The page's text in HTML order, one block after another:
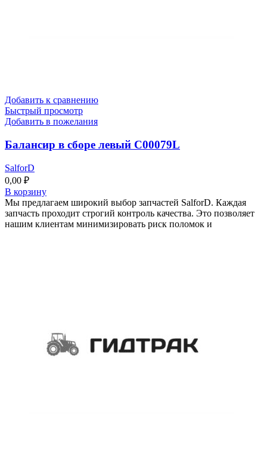
Добавить к сравнению
Быстрый просмотр
Добавить в пожелания
Балансир в сборе левый C00079L
SalforD
0,00 ₽
В корзину
Мы предлагаем широкий выбор запчастей SalforD. Каждая
запчасть проходит строгий контроль качества. Это позволяет
нашим клиентам минимизировать риск поломок и